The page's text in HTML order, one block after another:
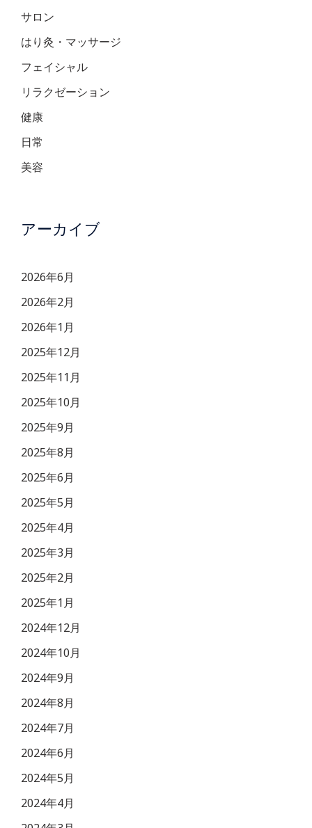
サロン
はり灸・マッサージ
フェイシャル
リラクゼーション
健康
日常
美容
アーカイブ
2026年6月
2026年2月
2026年1月
2025年12月
2025年11月
2025年10月
2025年9月
2025年8月
2025年6月
2025年5月
2025年4月
2025年3月
2025年2月
2025年1月
2024年12月
2024年10月
2024年9月
2024年8月
2024年7月
2024年6月
2024年5月
2024年4月